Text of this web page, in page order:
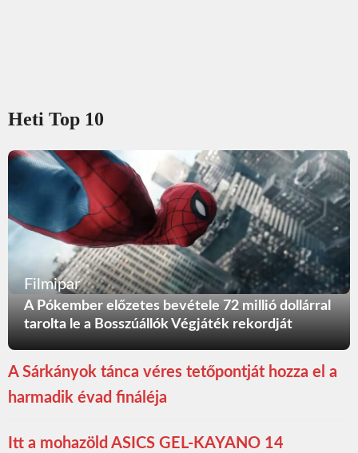
Heti Top 10
Filmipar
A Pókember előzetes bevétele 72 millió dollárral
tarolta le a Bosszúállók Végjáték rekordját
A Sárkányok tánca véres tetőpontját hozza el a
harmadik évad fináléja
Itt a mohazöld ASICS GEL-KAYANO 14